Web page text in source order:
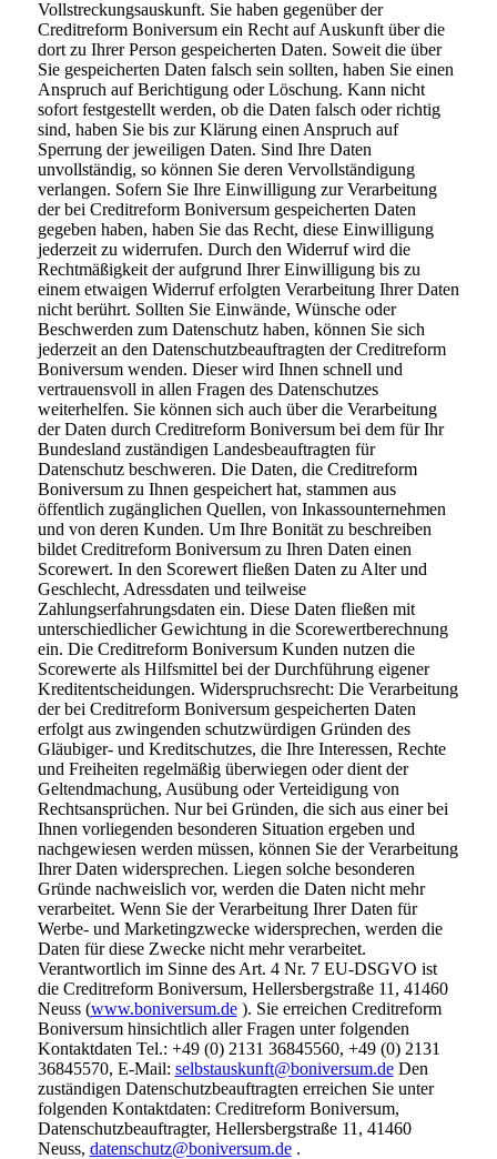
Vollstreckungsauskunft. Sie haben gegenüber der
Creditreform Boniversum ein Recht auf Auskunft über die
dort zu Ihrer Person gespeicherten Daten. Soweit die über
Sie gespeicherten Daten falsch sein sollten, haben Sie einen
Anspruch auf Berichtigung oder Löschung. Kann nicht
sofort festgestellt werden, ob die Daten falsch oder richtig
sind, haben Sie bis zur Klärung einen Anspruch auf
Sperrung der jeweiligen Daten. Sind Ihre Daten
unvollständig, so können Sie deren Vervollständigung
verlangen. Sofern Sie Ihre Einwilligung zur Verarbeitung
der bei Creditreform Boniversum gespeicherten Daten
gegeben haben, haben Sie das Recht, diese Einwilligung
jederzeit zu widerrufen. Durch den Widerruf wird die
Rechtmäßigkeit der aufgrund Ihrer Einwilligung bis zu
einem etwaigen Widerruf erfolgten Verarbeitung Ihrer Daten
nicht berührt. Sollten Sie Einwände, Wünsche oder
Beschwerden zum Datenschutz haben, können Sie sich
jederzeit an den Datenschutzbeauftragten der Creditreform
Boniversum wenden. Dieser wird Ihnen schnell und
vertrauensvoll in allen Fragen des Datenschutzes
weiterhelfen. Sie können sich auch über die Verarbeitung
der Daten durch Creditreform Boniversum bei dem für Ihr
Bundesland zuständigen Landesbeauftragten für
Datenschutz beschweren. Die Daten, die Creditreform
Boniversum zu Ihnen gespeichert hat, stammen aus
öffentlich zugänglichen Quellen, von Inkassounternehmen
und von deren Kunden. Um Ihre Bonität zu beschreiben
bildet Creditreform Boniversum zu Ihren Daten einen
Scorewert. In den Scorewert fließen Daten zu Alter und
Geschlecht, Adressdaten und teilweise
Zahlungserfahrungsdaten ein. Diese Daten fließen mit
unterschiedlicher Gewichtung in die Scorewertberechnung
ein. Die Creditreform Boniversum Kunden nutzen die
Scorewerte als Hilfsmittel bei der Durchführung eigener
Kreditentscheidungen. Widerspruchsrecht: Die Verarbeitung
der bei Creditreform Boniversum gespeicherten Daten
erfolgt aus zwingenden schutzwürdigen Gründen des
Gläubiger- und Kreditschutzes, die Ihre Interessen, Rechte
und Freiheiten regelmäßig überwiegen oder dient der
Geltendmachung, Ausübung oder Verteidigung von
Rechtsansprüchen. Nur bei Gründen, die sich aus einer bei
Ihnen vorliegenden besonderen Situation ergeben und
nachgewiesen werden müssen, können Sie der Verarbeitung
Ihrer Daten widersprechen. Liegen solche besonderen
Gründe nachweislich vor, werden die Daten nicht mehr
verarbeitet. Wenn Sie der Verarbeitung Ihrer Daten für
Werbe- und Marketingzwecke widersprechen, werden die
Daten für diese Zwecke nicht mehr verarbeitet.
Verantwortlich im Sinne des Art. 4 Nr. 7 EU-DSGVO ist
die Creditreform Boniversum, Hellersbergstraße 11, 41460
Neuss (www.boniversum.de). Sie erreichen Creditreform
Boniversum hinsichtlich aller Fragen unter folgenden
Kontaktdaten Tel.: +49 (0) 2131 36845560, +49 (0) 2131
36845570, E-Mail: selbstauskunft@boniversum.deDen
zuständigen Datenschutzbeauftragten erreichen Sie unter
folgenden Kontaktdaten: Creditreform Boniversum,
Datenschutzbeauftragter, Hellersbergstraße 11, 41460
Neuss, datenschutz@boniversum.de.